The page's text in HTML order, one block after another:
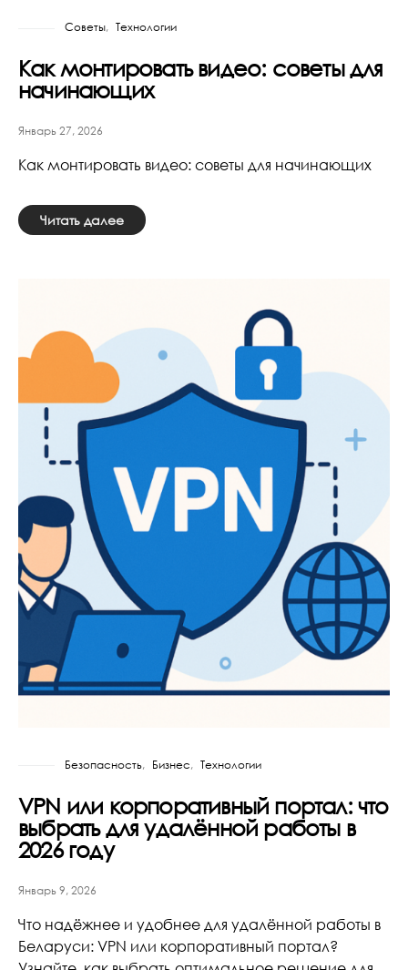
Советы Технологии
Как монтировать видео: советы для
начинающих
Январь 27, 2026
Как монтировать видео: советы для начинающих
Читать далее
Безопасность Бизнес Технологии
VPN или корпоративный портал: что
выбрать для удалённой работы в
2026 году
Январь 9, 2026
Что надёжнее и удобнее для удалённой работы в
Беларуси: VPN или корпоративный портал?